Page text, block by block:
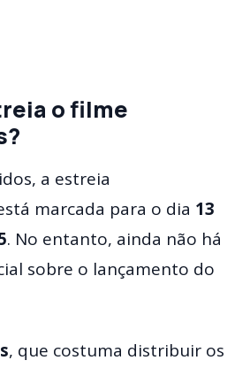
o filme
a estreia
marcada para o dia 13
. No entanto, ainda não há
sobre o lançamento do
, que costuma distribuir os